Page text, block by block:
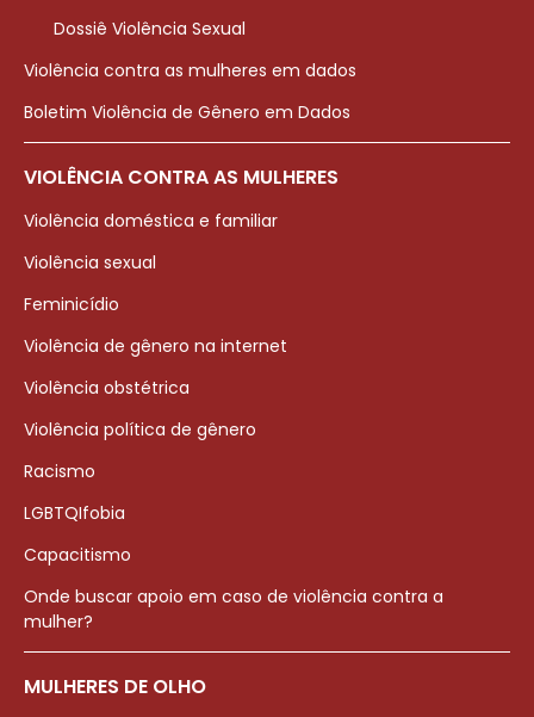
Dossiê Violência Sexual
Violência contra as mulheres em dados
Boletim Violência de Gênero em Dados
VIOLÊNCIA CONTRA AS MULHERES
Violência doméstica e familiar
Violência sexual
Feminicídio
Violência de gênero na internet
Violência obstétrica
Violência política de gênero
Racismo
LGBTQIfobia
Capacitismo
Onde buscar apoio em caso de violência contra a
mulher?
MULHERES DE OLHO